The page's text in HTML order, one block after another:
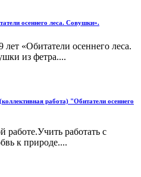
осеннего леса. Совушки».
лет «Обитатели осеннего леса.
из фетра....
работа) "Обитатели осеннего
работе.Учить работать с
к природе....